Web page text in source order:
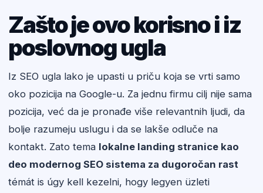
Zašto je ovo korisno i iz
poslovnog ugla
Iz SEO ugla lako je upasti u priču koja se vrti samo
oko pozicija na Google-u. Za jednu firmu cilj nije sama
pozicija, već da je pronađe više relevantnih ljudi, da
bolje razumeju uslugu i da se lakše odluče na
kontakt. Zato tema lokalne landing stranice kao
deo modernog SEO sistema za dugoročan rast
témát is úgy kell kezelni, hogy legyen üzleti